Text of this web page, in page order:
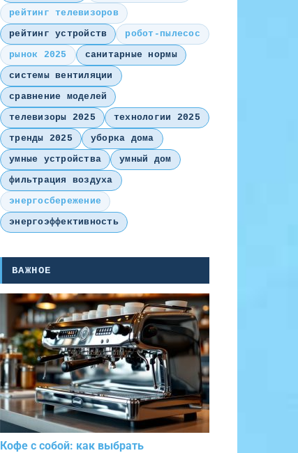
рейтинг телевизоров
рейтинг устройств
робот-пылесос
рынок 2025
санитарные нормы
системы вентиляции
сравнение моделей
телевизоры 2025
технологии 2025
тренды 2025
уборка дома
умные устройства
умный дом
фильтрация воздуха
энергосбережение
энергоэффективность
ВАЖНОЕ
Кофе с собой: как выбрать